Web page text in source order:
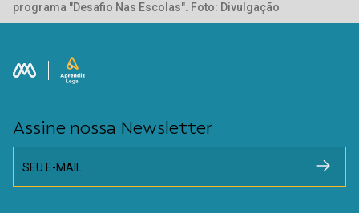
programa "Desafio Nas Escolas". Foto: Divulgação
Assine nossa Newsletter
SEU E-MAIL